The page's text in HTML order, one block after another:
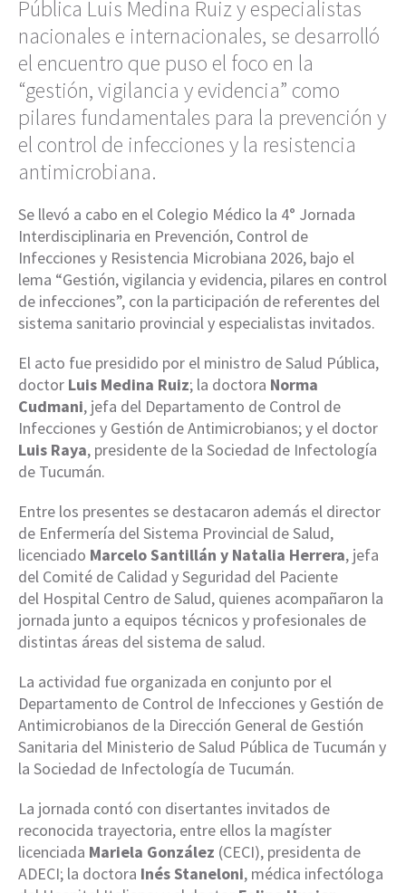
Pública Luis Medina Ruiz y especialistas
nacionales e internacionales, se desarrolló
el encuentro que puso el foco en la
“gestión, vigilancia y evidencia” como
pilares fundamentales para la prevención y
el control de infecciones y la resistencia
antimicrobiana.
Se llevó a cabo en el Colegio Médico la 4° Jornada
Interdisciplinaria en Prevención, Control de
Infecciones y Resistencia Microbiana 2026, bajo el
lema “Gestión, vigilancia y evidencia, pilares en control
de infecciones”, con la participación de referentes del
sistema sanitario provincial y especialistas invitados.
El acto fue presidido por el ministro de Salud Pública,
doctor Luis Medina Ruiz; la doctora Norma
Cudmani, jefa del Departamento de Control de
Infecciones y Gestión de Antimicrobianos; y el doctor
Luis Raya, presidente de la Sociedad de Infectología
de Tucumán.
Entre los presentes se destacaron además el director
de Enfermería del Sistema Provincial de Salud,
licenciado Marcelo Santillán y Natalia Herrera, jefa
del Comité de Calidad y Seguridad del Paciente
del Hospital Centro de Salud, quienes acompañaron la
jornada junto a equipos técnicos y profesionales de
distintas áreas del sistema de salud.
La actividad fue organizada en conjunto por el
Departamento de Control de Infecciones y Gestión de
Antimicrobianos de la Dirección General de Gestión
Sanitaria del Ministerio de Salud Pública de Tucumán y
la Sociedad de Infectología de Tucumán.
La jornada contó con disertantes invitados de
reconocida trayectoria, entre ellos la magíster
licenciada Mariela González (CECI), presidenta de
ADECI; la doctora Inés Staneloni, médica infectóloga